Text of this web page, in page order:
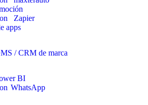
Zapier
apps
/ CRM de marca
BI
WhatsApp